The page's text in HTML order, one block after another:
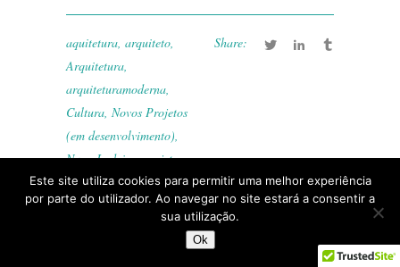
aquitetura, arquiteto,
Arquitetura,
arquiteturamoderna,
Cultura, Novos Projetos
(em desenvolvimento),
Nuno Ladeiro,projetos
Nuno Ladeiro
Share:
Este site utiliza cookies para permitir uma melhor experiência
por parte do utilizador. Ao navegar no site estará a consentir a
sua utilização.
Ok